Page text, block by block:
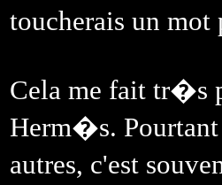
toucherais un
Cela me fait tr�s
Herm�s.
autres, c'est